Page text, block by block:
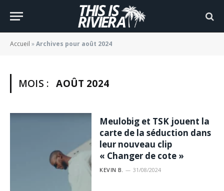
Accueil »Archives pour août 2024
MOIS : AOÛT 2024
Meulobig et TSK jouent la
carte de la séduction dans
leur nouveau clip
« Changer de cote »
KEVIN B. 31/08/2024